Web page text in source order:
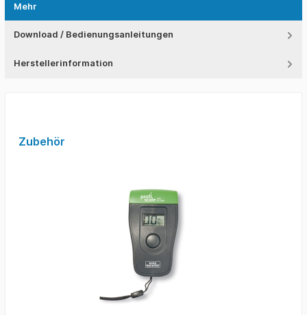
Mehr
Download / Bedienungsanleitungen
Herstellerinformation
Zubehör